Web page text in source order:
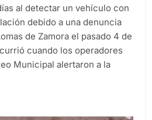
al detectar un vehículo con
debido a una denuncia
de Zamora el pasado 4 de
cuando los operadores
Municipal alertaron a la